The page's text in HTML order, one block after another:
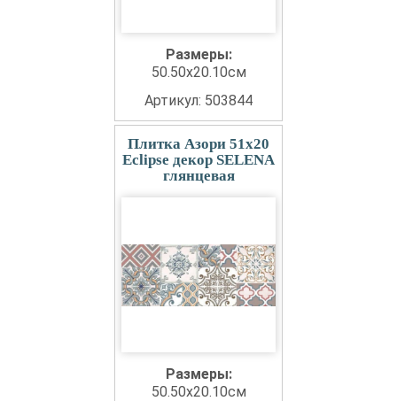
Размеры:
50.50x20.10см
Артикул: 503844
Плитка Азори 51x20
Eclipse декор SELENA
глянцевая
Размеры:
50.50x20.10см